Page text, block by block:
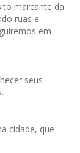
marcante da
ruas e
em
seus
cidade, que